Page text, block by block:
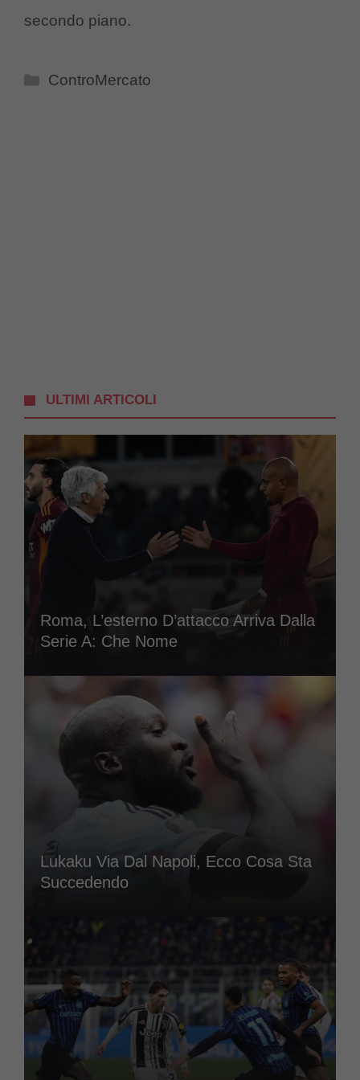
secondo piano.
Categorie
ControMercato
ULTIMI ARTICOLI
Roma, L’esterno D’attacco Arriva Dalla
Serie A: Che Nome
Lukaku Via Dal Napoli, Ecco Cosa Sta
Succedendo